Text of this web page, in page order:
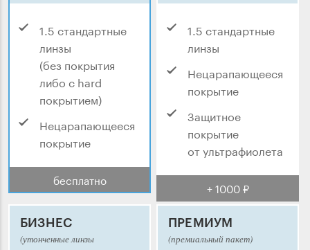
1.5 стандартные
линзы
(без покрытия
либо с hard
покрытием)
Нецарапающееся
покрытие
бесплатно
1.5 стандартные
линзы
Нецарапающееся
покрытие
Защитное
покрытие
от ультрафиолета
+ 1000 ₽
БИЗНЕС
(утонченные линзы
ПРЕМИУМ
(премиальный пакет)